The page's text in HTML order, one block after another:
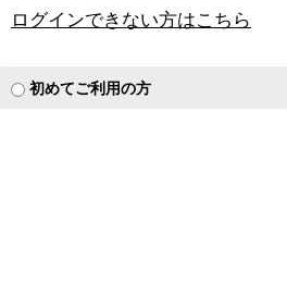
ログインできない方はこちら
初めてご利用の方